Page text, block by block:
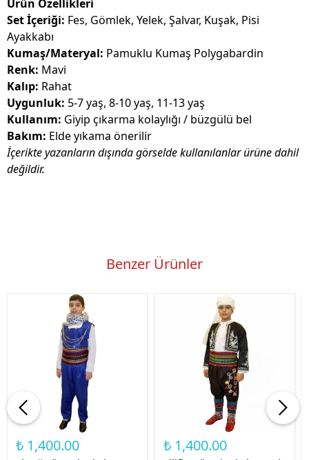
Ürün Özellikleri
Set İçeriği: Fes, Gömlek, Yelek, Şalvar, Kuşak, Pisi
Ayakkabı
Kumaş/Materyal: Pamuklu Kumaş Polygabardin
Renk: Mavi
Kalıp: Rahat
Uygunluk: 5-7 yaş, 8-10 yaş, 11-13 yaş
Kullanım: Giyip çıkarma kolaylığı / büzgülü bel
Bakım: Elde yıkama önerilir
İçerikte yazanların dışında görselde kullanılanlar ürüne dahil
değildir.
Benzer Ürünler
₺ 1,400.00 ₺ 1,400.00